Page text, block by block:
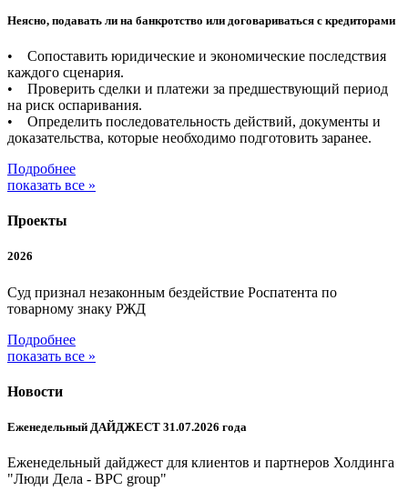
Неясно, подавать ли на банкротство или договариваться с кредиторами
• Сопоставить юридические и экономические последствия
каждого сценария.
• Проверить сделки и платежи за предшествующий период
на риск оспаривания.
• Определить последовательность действий, документы и
доказательства, которые необходимо подготовить заранее.
Подробнее
показать все »
Проекты
2026
Суд признал незаконным бездействие Роспатента по
товарному знаку РЖД
Подробнее
показать все »
Новости
Еженедельный ДАЙДЖЕСТ 31.07.2026 года
Еженедельный дайджест для клиентов и партнеров Холдинга
"Люди Дела - BPC group"